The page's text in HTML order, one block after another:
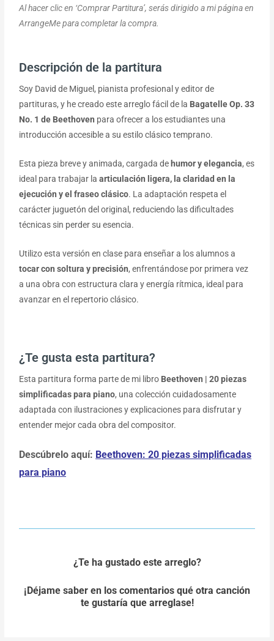
Al hacer clic en ‘Comprar Partitura’, serás dirigido a mi página en
ArrangeMe para completar la compra.
Descripción de la partitura
Soy David de Miguel, pianista profesional y editor de
partituras, y he creado este arreglo fácil de la Bagatelle Op. 33
No. 1 de Beethoven para ofrecer a los estudiantes una
introducción accesible a su estilo clásico temprano.
Esta pieza breve y animada, cargada de humor y elegancia, es
ideal para trabajar laarticulación ligera, la claridad en la
ejecución y el fraseo clásico. La adaptación respeta el
carácter juguetón del original, reduciendo las dificultades
técnicas sin perder su esencia.
Utilizo esta versión en clase para enseñar a los alumnos a
tocar con soltura y precisión, enfrentándose por primera vez
a una obra con estructura clara y energía rítmica, ideal para
avanzar en el repertorio clásico.
¿Te gusta esta partitura?
Esta partitura forma parte de mi libro Beethoven | 20 piezas
simplificadas para piano, una colección cuidadosamente
adaptada con ilustraciones y explicaciones para disfrutar y
entender mejor cada obra del compositor.
Descúbrelo aquí: Beethoven: 20 piezas simplificadas
para piano
¿Te ha gustado este arreglo?
¡Déjame saber en los comentarios qué otra canción
te gustaría que arreglase!